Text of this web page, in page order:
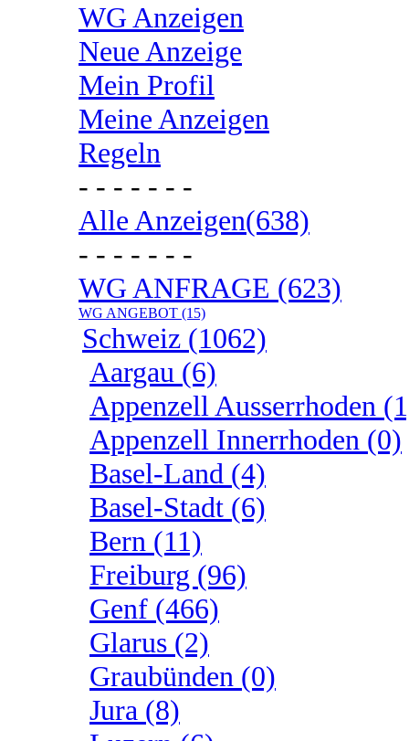
WG Anzeigen
Neue Anzeige
Mein Profil
Meine Anzeigen
Regeln
- - - - - - -
Alle Anzeigen(638)
- - - - - - -
WG ANFRAGE (623)
WG ANGEBOT (15)
Schweiz (1062)
Aargau (6)
Appenzell Ausserrhoden
Appenzell Innerrhoden (0)
Basel-Land (4)
Basel-Stadt (6)
Bern (11)
Freiburg (96)
Genf (466)
Glarus (2)
Graubünden (0)
Jura (8)